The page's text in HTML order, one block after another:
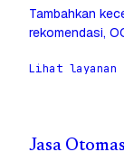
Tambahkan
rekomendasi,
Lihat layanan
Jasa